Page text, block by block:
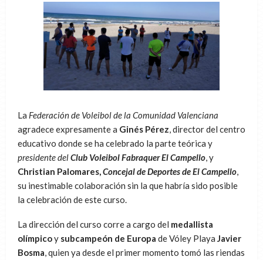
La Federación de Voleibol de la Comunidad Valenciana
agradece expresamente a Ginés Pérez, director del centro
educativo donde se ha celebrado la parte teórica y
presidente delClub Voleibol Fabraquer El Campello, y
Christian Palomares,Concejal de Deportes de El Campello,
su inestimable colaboración sin la que habría sido posible
la celebración de este curso.
La dirección del curso corre a cargo del medallista
olímpicoy subcampeón de Europa de Vóley Playa Javier
Bosma, quien ya desde el primer momento tomó las riendas